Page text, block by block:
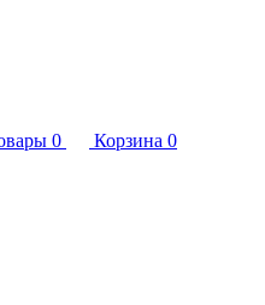
0 Корзина 0